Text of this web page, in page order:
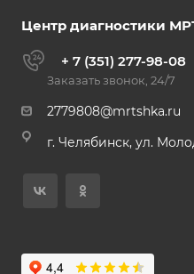
Центр диагностики
+ 7 (351) 277-98-08
Заказать звонок, 24/7
2779808@mrtshka.ru
г. Челябинск, ул.